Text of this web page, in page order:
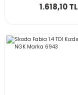
1.618,10 TL